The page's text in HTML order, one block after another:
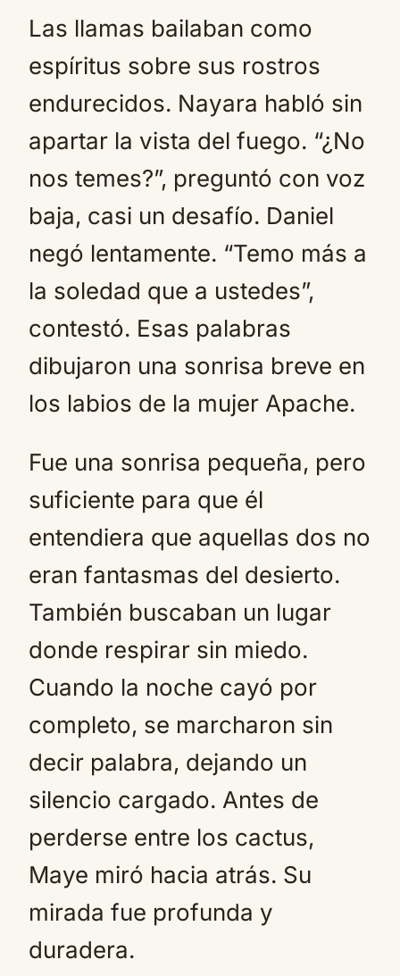
Las llamas bailaban como
espíritus sobre sus rostros
endurecidos. Nayara habló sin
apartar la vista del fuego. “¿No
nos temes?”, preguntó con voz
baja, casi un desafío. Daniel
negó lentamente. “Temo más a
la soledad que a ustedes”,
contestó. Esas palabras
dibujaron una sonrisa breve en
los labios de la mujer Apache.
Fue una sonrisa pequeña, pero
suficiente para que él
entendiera que aquellas dos no
eran fantasmas del desierto.
También buscaban un lugar
donde respirar sin miedo.
Cuando la noche cayó por
completo, se marcharon sin
decir palabra, dejando un
silencio cargado. Antes de
perderse entre los cactus,
Maye miró hacia atrás. Su
mirada fue profunda y
duradera.